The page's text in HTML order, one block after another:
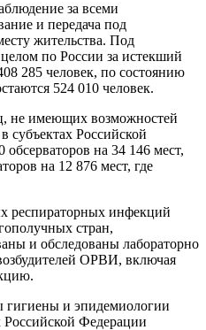
за всеми
и передача под
жительства. Под
по России за истекший
285 человек, по состоянию
524 010 человек.
не имеющих возможностей
субъектах Российской
на 34 146 мест,
на 12 876 мест, где
респираторных инфекций
стран,
и обследованы лабораторно
ОРВИ, включая
гигиены и эпидемиологии
Российской Федерации